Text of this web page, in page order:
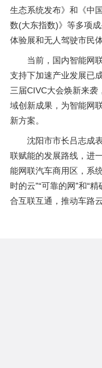
生态系统发布》和《中
数(大东指数)》等多项
体验展和无人驾驶市民
当前，国内智能网
支持下加速产业发展已
三届CIVC大会焕新来袭
域创新成果，为智能网
新方案。
沈阳市市长吕志成
联赋能的发展路线，进
能网联汽车商用区，系
时的云”“可靠的网”和“
合互联互通，推动车路